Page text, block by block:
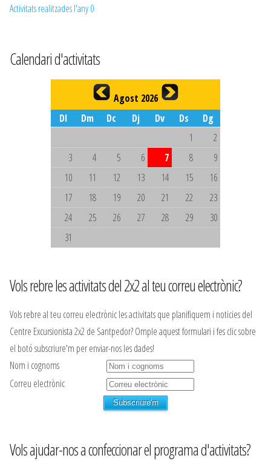
Activitats realitzades l'any 0
Calendari d'activitats
Agost 2026
Dl
Dm Dc Dj Dv Ds
Dg
1
2
3
4 5 6 7 8
9
10
11 12 13 14 15
16
17
18 19 20 21 22
23
24
25 26 27 28 29
30
31
Vols rebre les activitats del 2x2 al teu correu electrònic?
Vols rebre al teu correu electrònic les activitats que planifiquem i noticies del
Centre Excursionista 2x2 de Santpedor? Omple aquest formulari i fes clic sobre
el botó subscriure'm per enviar-nos les dades!
Nom i cognoms
Correu electrònic
Vols ajudar-nos a confeccionar el programa d'activitats?